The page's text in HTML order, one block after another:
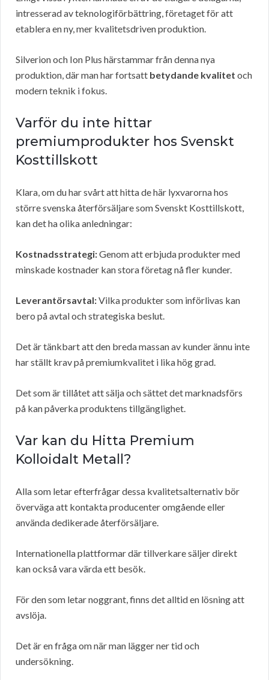
intresserad av teknologiförbättring, företaget för att
etablera en ny, mer kvalitetsdriven produktion.
Silverion och Ion Plus härstammar från denna nya
produktion, där man har fortsatt betydande kvalitet och
modern teknik i fokus.
Varför du inte hittar
premiumprodukter hos Svenskt
Kosttillskott
Klara, om du har svårt att hitta de här lyxvarorna hos
större svenska återförsäljare som Svenskt Kosttillskott,
kan det ha olika anledningar:
Kostnadsstrategi:Genom att erbjuda produkter med
minskade kostnader kan stora företag nå fler kunder.
Leverantörsavtal:Vilka produkter som införlivas kan
bero på avtal och strategiska beslut.
Det är tänkbart att den breda massan av kunder ännu inte
har ställt krav på premiumkvalitet i lika hög grad.
Det som är tillåtet att sälja och sättet det marknadsförs
på kan påverka produktens tillgänglighet.
Var kan du Hitta Premium
Kolloidalt Metall?
Alla som letar efterfrågar dessa kvalitetsalternativ bör
överväga att kontakta producenter omgående eller
använda dedikerade återförsäljare.
Internationella plattformar där tillverkare säljer direkt
kan också vara värda ett besök.
För den som letar noggrant, finns det alltid en lösning att
avslöja.
Det är en fråga om när man lägger ner tid och
undersökning.